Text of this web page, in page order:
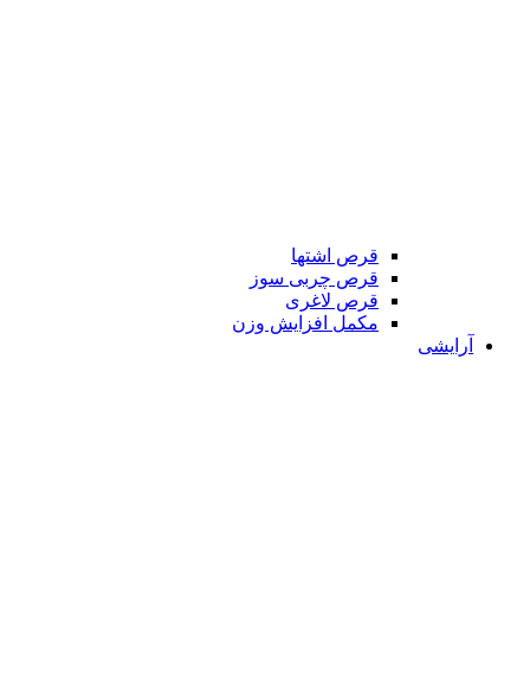
قرص اشتها
قرص چربی سوز
قرص لاغری
مکمل افزایش وزن
آرایشی